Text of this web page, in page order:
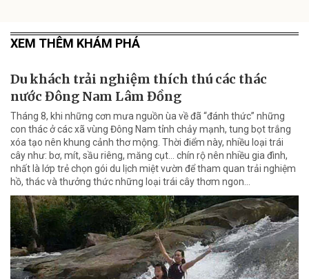
XEM THÊM KHÁM PHÁ
Du khách trải nghiệm thích thú các thác
nước Đông Nam Lâm Đồng
Tháng 8, khi những cơn mưa nguồn ùa về đã “đánh thức” những
con thác ở các xã vùng Đông Nam tỉnh chảy mạnh, tung bọt trắng
xóa tạo nên khung cảnh thơ mộng. Thời điểm này, nhiều loại trái
cây như: bơ, mít, sầu riêng, măng cụt... chín rộ nên nhiều gia đình,
nhất là lớp trẻ chọn gói du lịch miệt vườn để tham quan trải nghiệm
hồ, thác và thưởng thức những loại trái cây thơm ngon...